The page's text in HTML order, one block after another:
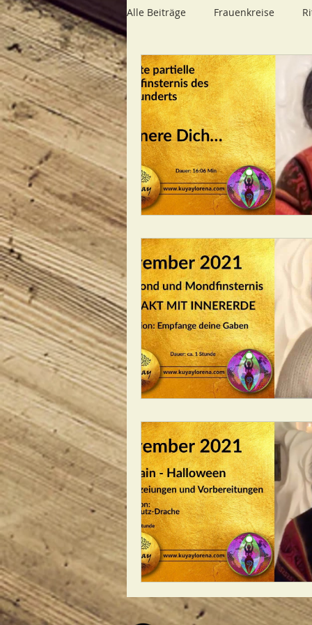
Alle Beiträge Frauenkreise
Material/Infos Kuyay